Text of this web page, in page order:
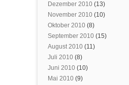
Dezember 2010 (13)
November 2010 (10)
Oktober 2010 (8)
September 2010 (15)
August 2010 (11)
Juli 2010 (8)
Juni 2010 (10)
Mai 2010 (9)